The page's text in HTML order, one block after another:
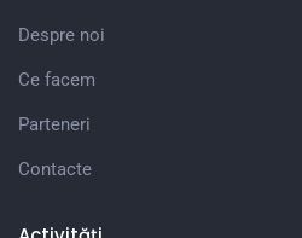
Despre noi
Ce facem
Parteneri
Contacte